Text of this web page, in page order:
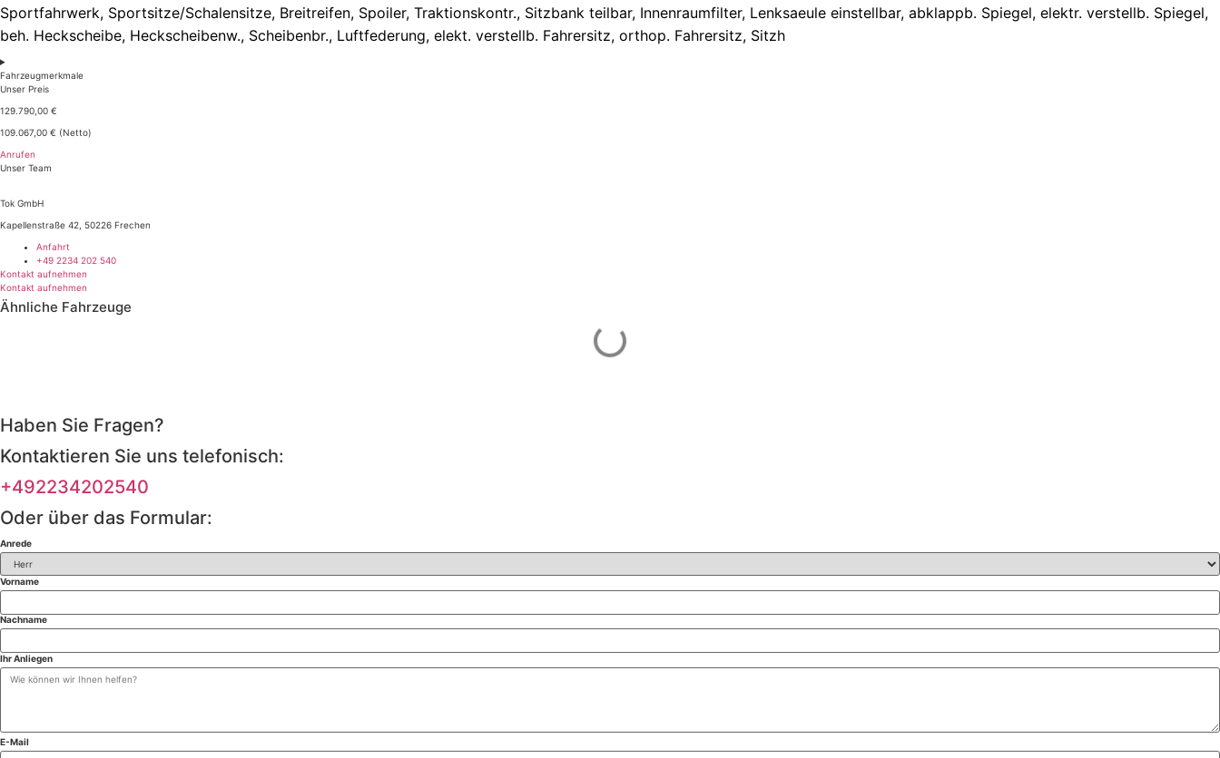
Sportfahrwerk, Sportsitze/Schalensitze, Breitreifen, Spoiler, Traktionskontr., Sitzbank teilbar, Innenraumfilter, Lenksaeule einstellbar, abklappb. Spiegel, elektr. verstellb. Spiegel,
beh. Heckscheibe, Heckscheibenw., Scheibenbr., Luftfederung, elekt. verstellb. Fahrersitz, orthop. Fahrersitz, Sitzh
Fahrzeugmerkmale
Unser Preis
129.790,00 €
109.067,00 € (Netto)
Anrufen
Unser Team
Tok GmbH
Kapellenstraße 42, 50226 Frechen
Anfahrt
+49 2234 202 540
Kontakt aufnehmen
Kontakt aufnehmen
Ähnliche Fahrzeuge
Haben Sie Fragen?
Kontaktieren Sie uns telefonisch:
+492234202540
Oder über das Formular:
Anrede
Vorname
Nachname
Ihr Anliegen
E-Mail